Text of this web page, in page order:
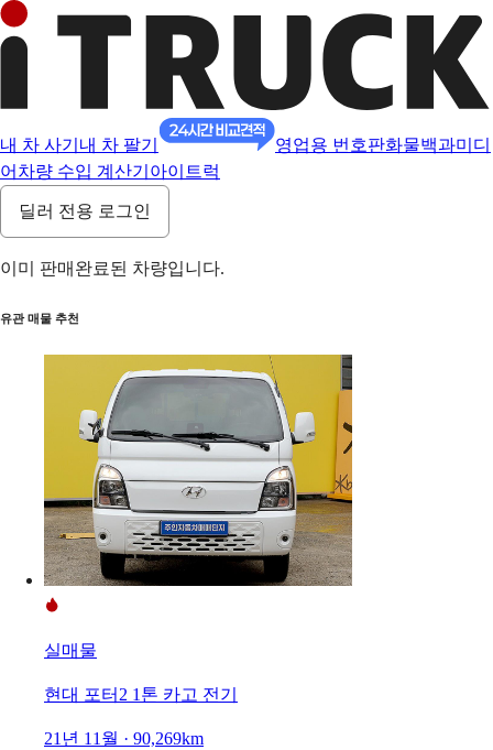
내 차 사기 내 차 팔기 영업용 번호판화물백과미디
어 차량 수입 계산기 아이트럭
딜러 전용 로그인
이미 판매완료된 차량입니다.
유관 매물 추천
실매물
현대 포터2 1톤 카고 전기
21년 11월 · 90,269km